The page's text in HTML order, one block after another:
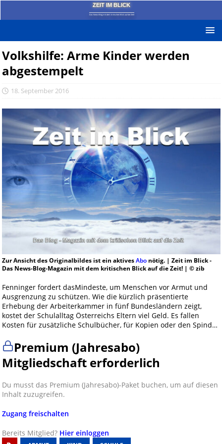
ZEIT IM BLICK
Das News-Blog mit dem kritischen Blick auf die Zeit!
Volkshilfe: Arme Kinder werden
abgestempelt
18. September 2016
Zur Ansicht des Originalbildes ist ein aktivesAbonötig. | Zeit im Blick -
Das News-Blog-Magazin mit dem kritischen Blick auf die Zeit! | © zib
Fenninger fordert dasMindeste, um Menschen vor Armut und
Ausgrenzung zu schützen. Wie die kürzlich präsentierte
Erhebung der Arbeiterkammer in fünf Bundesländern zeigt,
kostet der Schulalltag Österreichs Eltern viel Geld. Es fallen
Kosten für zusätzliche Schulbücher, für Kopien oder den Spind…
Premium (Jahresabo)
Mitgliedschaft erforderlich
Du musst das Premium (Jahresabo)-Paket buchen, um auf diesen
Inhalt zuzugreifen.
Zugang freischalten
Bereits Mitglied? Hier einloggen